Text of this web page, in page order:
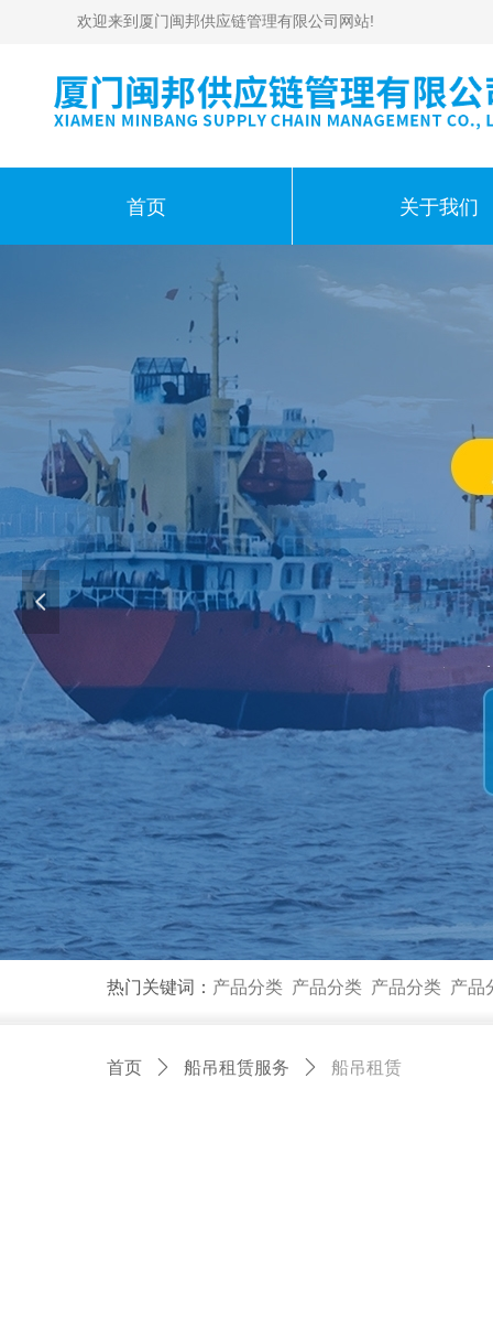
欢迎来到厦门闽邦供应链管理有限公司网站!
首页 关于我们
넳
首页 ꄲ 船吊租赁服务 ꄲ 船吊租赁
热门关键词： 产品分类 产品分类 产品分类 产品